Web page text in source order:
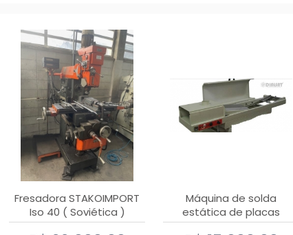
Fresadora STAKOIMPORT
Iso 40 ( Soviética )
Máquina de solda
estática de placas
eletrônicas PTH DIALSAT